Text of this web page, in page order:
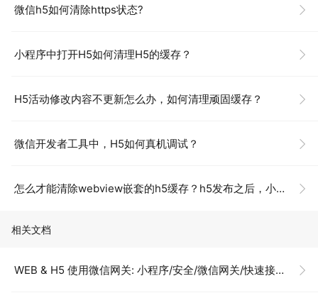
微信h5如何清除https状态?
小程序中打开H5如何清理H5的缓存？
H5活动修改内容不更新怎么办，如何清理顽固缓存？
微信开发者工具中，H5如何真机调试？
怎么才能清除webview嵌套的h5缓存？h5发布之后，小程序里打开还是发布前的h5。
相关文档
WEB & H5 使用微信网关: 小程序/安全/微信网关/快速接入/WEB & H5 使用微信网关